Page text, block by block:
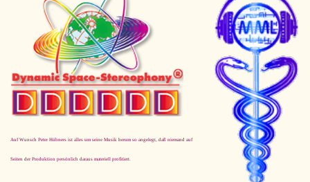
Auf Wunsch Peter Hübners ist alles um seine Musik herum so angelegt, daß niemand auf
Seiten der Produktion persönlich daraus materiell profitiert.